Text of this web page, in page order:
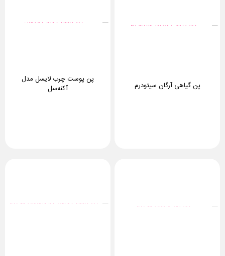
پن گیاهی آرگان سیتودرم
پن پوست چرب لایسل مدل
آکنه‌سل